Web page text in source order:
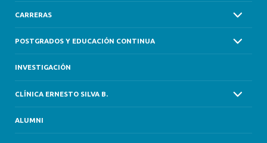
CARRERAS
POSTGRADOS Y EDUCACIÓN CONTINUA
INVESTIGACIÓN
CLÍNICA ERNESTO SILVA B.
ALUMNI